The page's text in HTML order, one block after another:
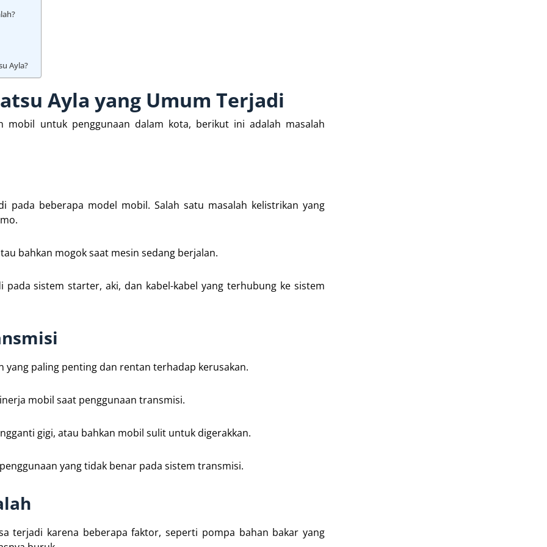
Ayla?
Ayla yang Umum Terjadi
mobil untuk penggunaan dalam kota, berikut ini adalah masalah
pada beberapa model mobil. Salah satu masalah kelistrikan yang
bahkan mogok saat mesin sedang berjalan.
sistem starter, aki, dan kabel-kabel yang terhubung ke sistem
yang paling penting dan rentan terhadap kerusakan.
mobil saat penggunaan transmisi.
gigi, atau bahkan mobil sulit untuk digerakkan.
yang tidak benar pada sistem transmisi.
terjadi karena beberapa faktor, seperti pompa bahan bakar yang